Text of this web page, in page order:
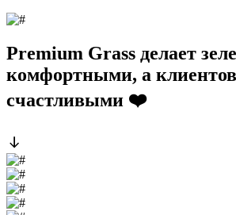
Premium Grass делает
комфортными, а клиентов
счастливыми ❤️